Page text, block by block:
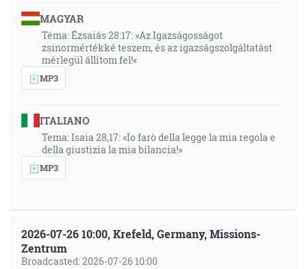
MAGYAR
Téma: Ézsaiás 28:17: »Az Igazságosságot
zsinormértékké teszem, és az igazságszolgáltatást
mérlegül állítom fel!«
MP3
ITALIANO
Tema: Isaia 28,17: «Io farò della legge la mia regola e
della giustizia la mia bilancia!»
MP3
2026-07-26 10:00, Krefeld, Germany, Missions-
Zentrum
Broadcasted: 2026-07-26 10:00